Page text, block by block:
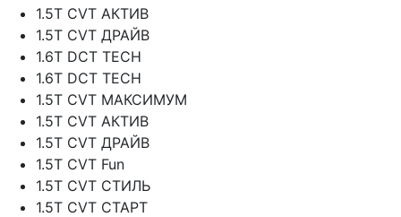
1.5T CVT АКТИВ
1.5T CVT ДРАЙВ
1.6T DCT TECH
1.6T DCT TECH
1.5T CVT МАКСИМУМ
1.5T CVT АКТИВ
1.5T CVT ДРАЙВ
1.5T CVT Fun
1.5T CVT СТИЛЬ
1.5T CVT СТАРТ